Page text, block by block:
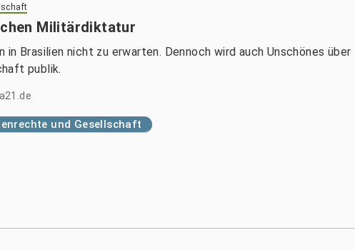
Militärdiktatur
Brasilien nicht zu erwarten. Dennoch wird auch Unschönes über
publik.
und Gesellschaft